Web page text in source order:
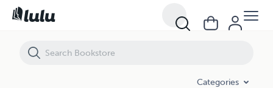
Categories
ciack 8 il CODICE OMNIA by Clodewriter